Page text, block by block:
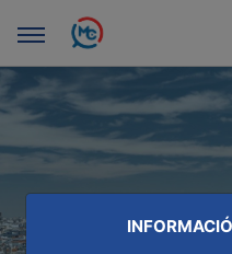
Skip to Main Content